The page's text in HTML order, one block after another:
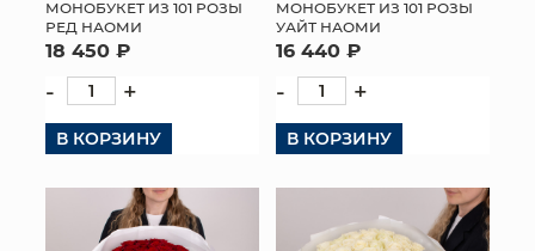
МОНОБУКЕТ ИЗ 101 РОЗЫ
РЕД НАОМИ
18 450 ₽
- +
В КОРЗИНУ
МОНОБУКЕТ ИЗ 101 РОЗЫ
УАЙТ НАОМИ
16 440 ₽
- +
В КОРЗИНУ